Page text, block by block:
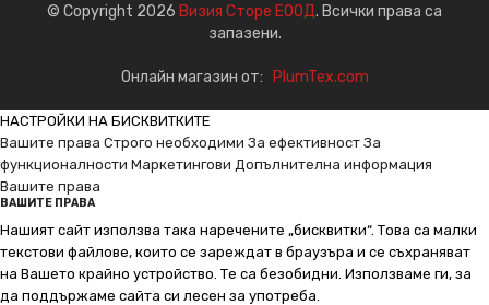
© Copyright 2026 Визия Сторе ЕООД. Всички права са
запазени.
Онлайн магазин от: PlumTex.com
НАСТРОЙКИ НА БИСКВИТКИТЕ
Вашите права Строго необходими За ефективност За
функционалности Маркетингови Допълнителна информация
Вашите права
ВАШИТЕ ПРАВА
Нашият сайт използва така наречените „бисквитки“. Това са малки
текстови файлове, които се зареждат в браузъра и се съхраняват
на Вашето крайно устройство. Те са безобидни. Използваме ги, за
да поддържаме сайта си лесен за употреба.